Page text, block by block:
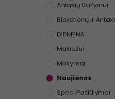
Antakių Dažymui
Blakstienų Ir
DIDMENA
Makiažui
Mokymai
Naujienos
Spec. Pasiūlymai